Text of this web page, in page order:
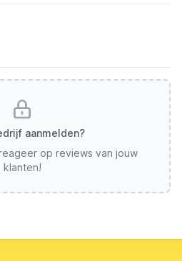
aanmelden?
op reviews van jouw
klanten!